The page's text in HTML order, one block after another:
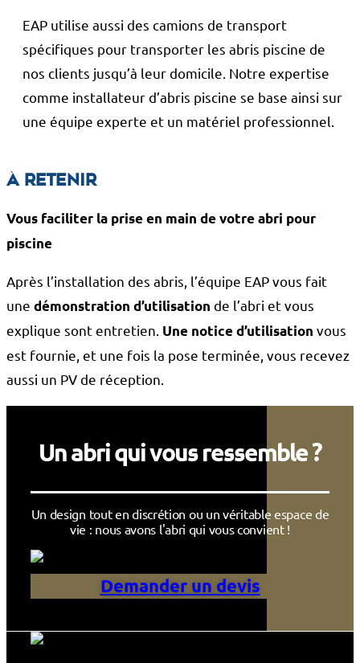
EAP utilise aussi des camions de transport
spécifiques pour transporter les abris piscine de
nos clients jusqu’à leur domicile. Notre expertise
comme installateur d’abris piscine se base ainsi sur
une équipe experte et un matériel professionnel.
À retenir
Vous faciliter la prise en main de votre abri pour
piscine
Après l’installation des abris, l’équipe EAP vous fait
une démonstration d’utilisation de l’abri et vous
explique sont entretien. Une notice d’utilisation vous
est fournie, et une fois la pose terminée, vous recevez
aussi un PV de réception.
Un abri qui vous ressemble ?
Un design tout en discrétion ou un véritable espace de
vie : nous avons l'abri qui vous convient !
Demander un devis